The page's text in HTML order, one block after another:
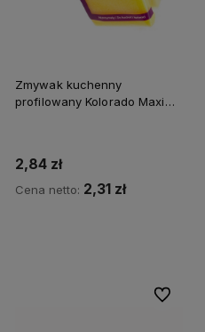
Zmywak kuchenny
profilowany Kolorado Maxi
2,84 zł
Cena netto: 2,31 zł
Do